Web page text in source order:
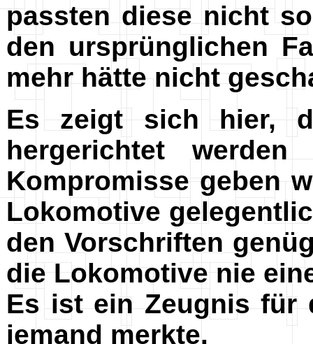
passten diese nicht
den ursprünglichen
mehr hätte nicht
Es zeigt sich hier,
hergerichtet
Kompromisse geben
Lokomotive
den Vorschriften
die Lokomotive nie
Es ist ein Zeugnis für
jemand merkte.